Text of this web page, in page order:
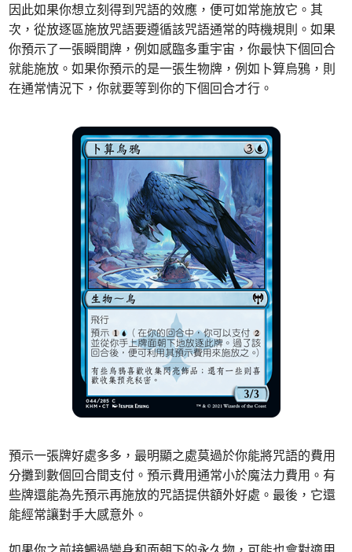
因此如果你想立刻得到咒語的效應，便可如常施放它。其
次，從放逐區施放咒語要遵循該咒語通常的時機規則。如果
你預示了一張瞬間牌，例如感臨多重宇宙，你最快下個回合
就能施放。如果你預示的是一張生物牌，例如卜算烏鴉，則
在通常情況下，你就要等到你的下個回合才行。
預示一張牌好處多多，最明顯之處莫過於你能將咒語的費用
分攤到數個回合間支付。預示費用通常小於魔法力費用。有
些牌還能為先預示再施放的咒語提供額外好處。最後，它還
能經常讓對手大感意外。